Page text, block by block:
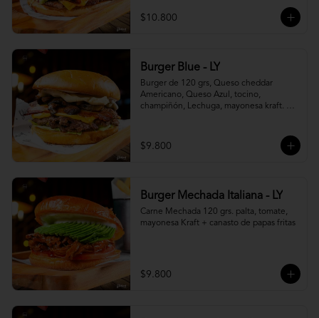
$10.800
Burger Blue - LY
Burger de 120 grs, Queso cheddar
Americano, Queso Azul, tocino,
champiñón, Lechuga, mayonesa kraft. +
$9.800
Burger Mechada Italiana - LY
Carne Mechada 120 grs. palta, tomate,
mayonesa Kraft + canasto de papas fritas
$9.800